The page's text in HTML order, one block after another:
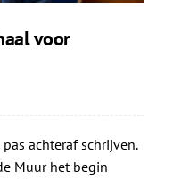
voor
achteraf schrijven.
Muur het begin